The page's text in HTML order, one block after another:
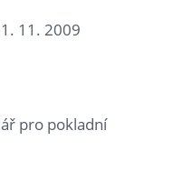
11. 2009
pro pokladní